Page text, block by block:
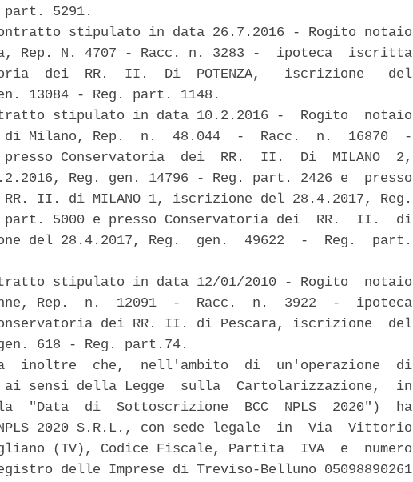
part. 5291.
stipulato in data 26.7.2016 - Rogito notaio
Rep. N. 4707 - Racc. n. 3283 -  ipoteca  iscritta
dei  RR.  II.  Di  POTENZA,   iscrizione   del
13084 - Reg. part. 1148.
stipulato in data 10.2.2016 -  Rogito  notaio
di Milano, Rep.  n.  48.044  -  Racc.  n.  16870  -
Conservatoria  dei  RR.  II.  Di  MILANO  2,
Reg. gen. 14796 - Reg. part. 2426 e  presso
RR. II. di MILANO 1, iscrizione del 28.4.2017, Reg.
part. 5000 e presso Conservatoria dei  RR.  II.  di
del 28.4.2017, Reg.  gen.  49622  -  Reg.  part.
stipulato in data 12/01/2010 - Rogito  notaio
Rep.  n.  12091  -  Racc.  n.  3922  -  ipoteca
dei RR. II. di Pescara, iscrizione  del
618 - Reg. part.74.
inoltre  che,  nell'ambito  di  un'operazione  di
ai sensi della Legge  sulla  Cartolarizzazione,  in
"Data  di  Sottoscrizione  BCC  NPLS  2020")  ha
NPLS 2020 S.R.L., con sede legale  in  Via  Vittorio
(TV), Codice Fiscale, Partita  IVA  e  numero
delle Imprese di Treviso-Belluno 05098890261